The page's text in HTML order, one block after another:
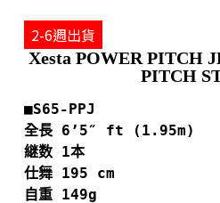
2-6週出貨
Xesta POWER PITCH
PITCH
■S65-PPJ
全長 6’5″ ft (1.95m)
継数 1本
仕舞 195 cm
自重 149g